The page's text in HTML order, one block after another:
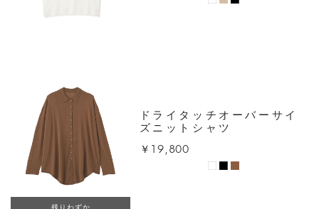
残りわずか
ドライタッチオーバーサイ
ズニットシャツ
￥19,800